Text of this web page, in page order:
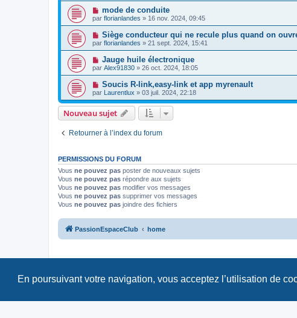
En poursuivant votre navigation, vous acceptez l’utilisation de
mode de conduite
par florianlandes » 16 nov. 2024, 09:45
Siège conducteur qui ne recule plus quand on
par florianlandes » 21 sept. 2024, 15:41
Jauge huile électronique
par Alex91830 » 26 oct. 2024, 18:05
Soucis R-link,easy-link et app myrenault
par Laurentlux » 03 juil. 2024, 22:18
Nouveau sujet
Retourner à l’index du forum
PERMISSIONS DU FORUM
Vous ne pouvez pas poster de nouveaux sujets
Vous ne pouvez pas répondre aux sujets
Vous ne pouvez pas modifier vos messages
Vous ne pouvez pas supprimer vos messages
Vous ne pouvez pas joindre des fichiers
PassionEspaceClub home